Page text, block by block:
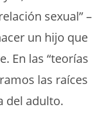
sexual” –
un hijo que
En las “teorías
las raíces
del adulto.